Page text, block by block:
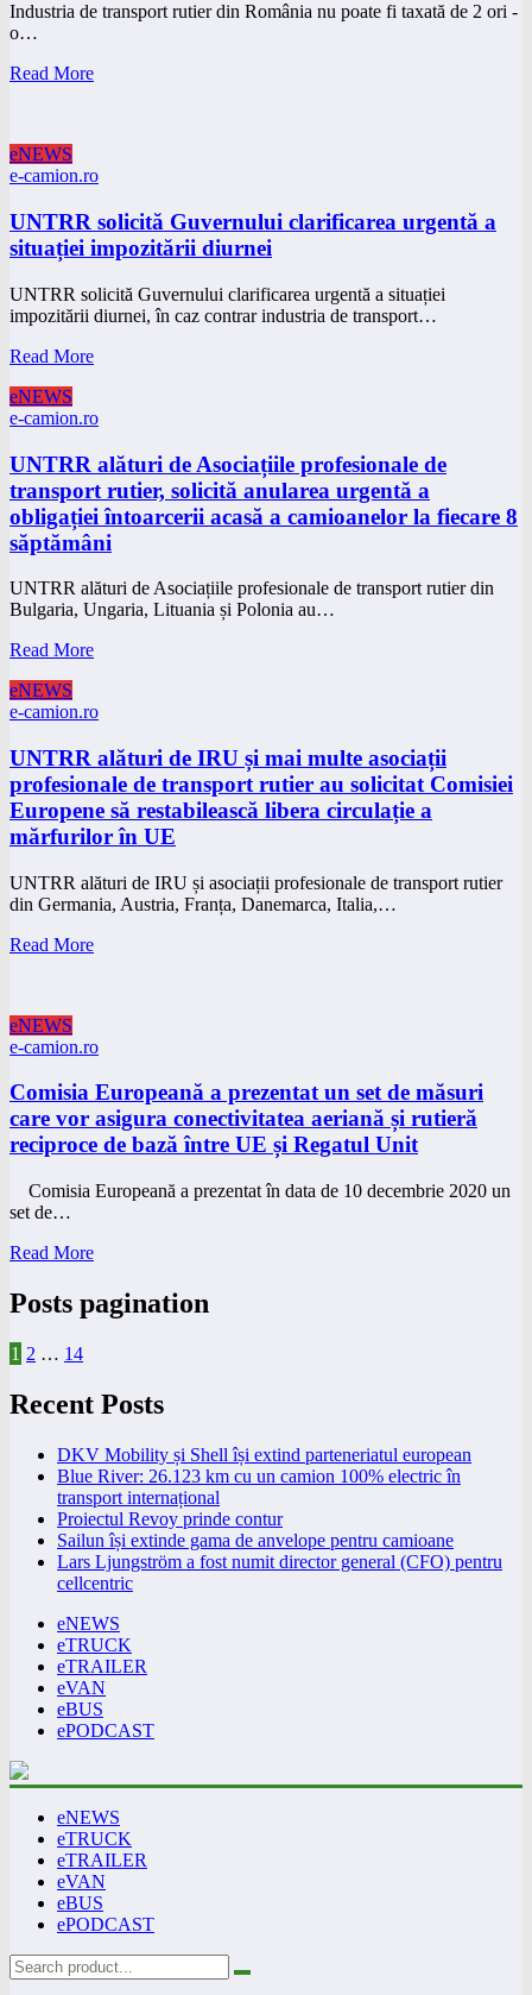
Industria de transport rutier din România nu poate fi taxată de 2 ori -
o…
Read More
eNEWS
e-camion.ro
UNTRR solicită Guvernului clarificarea urgentă a
situației impozitării diurnei
UNTRR solicită Guvernului clarificarea urgentă a situației
impozitării diurnei, în caz contrar industria de transport…
Read More
eNEWS
e-camion.ro
UNTRR alături de Asociațiile profesionale de
transport rutier, solicită anularea urgentă a
obligației întoarcerii acasă a camioanelor la fiecare 8
săptămâni
UNTRR alături de Asociațiile profesionale de transport rutier din
Bulgaria, Ungaria, Lituania și Polonia au…
Read More
eNEWS
e-camion.ro
UNTRR alături de IRU și mai multe asociații
profesionale de transport rutier au solicitat Comisiei
Europene să restabilească libera circulație a
mărfurilor în UE
UNTRR alături de IRU și asociații profesionale de transport rutier
din Germania, Austria, Franța, Danemarca, Italia,…
Read More
eNEWS
e-camion.ro
Comisia Europeană a prezentat un set de măsuri
care vor asigura conectivitatea aeriană și rutieră
reciproce de bază între UE și Regatul Unit
Comisia Europeană a prezentat în data de 10 decembrie 2020 un
set de…
Read More
Posts pagination
1 2 … 14
Recent Posts
DKV Mobility și Shell își extind parteneriatul european
Blue River: 26.123 km cu un camion 100% electric în
transport internațional
Proiectul Revoy prinde contur
Sailun își extinde gama de anvelope pentru camioane
Lars Ljungström a fost numit director general (CFO) pentru
cellcentric
eNEWS
eTRUCK
eTRAILER
eVAN
eBUS
ePODCAST
eNEWS
eTRUCK
eTRAILER
eVAN
eBUS
ePODCAST